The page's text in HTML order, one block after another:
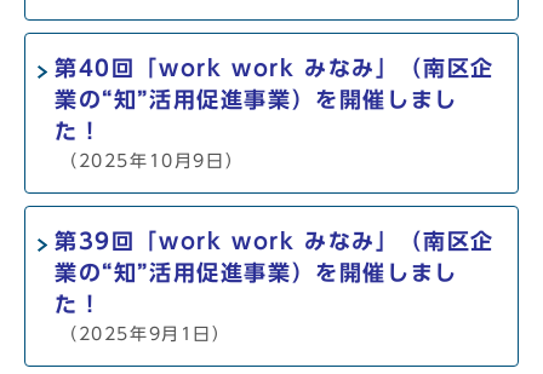
第40回「work work みなみ」（南区企
業の“知”活用促進事業）を開催しまし
た！
（2025年10月9日）
第39回「work work みなみ」（南区企
業の“知”活用促進事業）を開催しまし
た！
（2025年9月1日）